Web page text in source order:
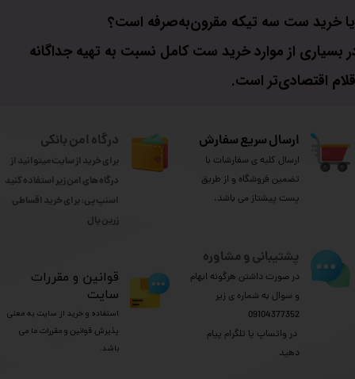
خرید ست سه تیکه مقرون‌به‌صرفه است؟
بسیاری از موارد خرید ست کامل نسبت به تهیه جداگانه
اقتصادی‌تر است.
ارسال سریع سفارش
ارسال کلیه ی سفارشات با
تضمین فروشگاه و از طریق
پست پیشتاز می باشد.
درگاه امن بانکی
برای خرید از سایت میتوانید از
درگاه های امن زیر استفاده کنید
اسنپ پی: برای خرید اقساطی
​​​​​​​زرین پال
پشتیبانی و مشاوره
در صورت داشتن هرگونه ابهام
و سوال به شماره ی زیر
09104377352
​​​​​​​ در واتساپ یا تلگرام پیام
دهید
​قوانین و مقررات
سایت
استفاده و خرید از سایت به معنی
پذیرش قوانین و مقررات ما می
باشد.